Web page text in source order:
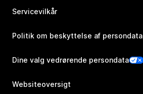
Servicevilkår
Politik om beskyttelse af persondata
Dine valg vedrørende persondata
Websiteoversigt